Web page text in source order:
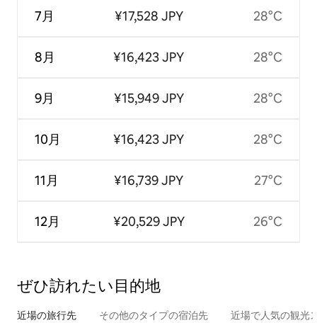
7月
8月
9月
10月
11月
12月
¥17,528 JPY
¥16,423 JPY
¥15,949 JPY
¥16,423 JPY
¥16,739 JPY
¥20,529 JPY
28°C
28°C
28°C
28°C
27°C
26°C
ぜひ訪⁠れ⁠た⁠い目⁠的⁠地
近場の旅行先 その他のタ⁠イ⁠プ⁠の宿⁠泊⁠先 近場で人気の観光